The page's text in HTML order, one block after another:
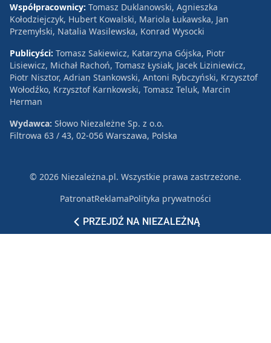
PRZEJDŹ NA NIEZALEŻNĄ
Współpracownicy: Tomasz Duklanowski, Agnieszka
Kołodziejczyk, Hubert Kowalski, Mariola Łukawska, Jan
Przemyłski, Natalia Wasilewska, Konrad Wysocki
Publicyści: Tomasz Sakiewicz, Katarzyna Gójska, Piotr
Lisiewicz, Michał Rachoń, Tomasz Łysiak, Jacek Liziniewicz,
Piotr Nisztor, Adrian Stankowski, Antoni Rybczyński, Krzysztof
Wołodźko, Krzysztof Karnkowski, Tomasz Teluk, Marcin
Herman
Wydawca: Słowo Niezależne Sp. z o.o.
Filtrowa 63 / 43, 02-056 Warszawa, Polska
© 2026 Niezależna.pl. Wszystkie prawa zastrzeżone.
PatronatReklamaPolityka prywatności